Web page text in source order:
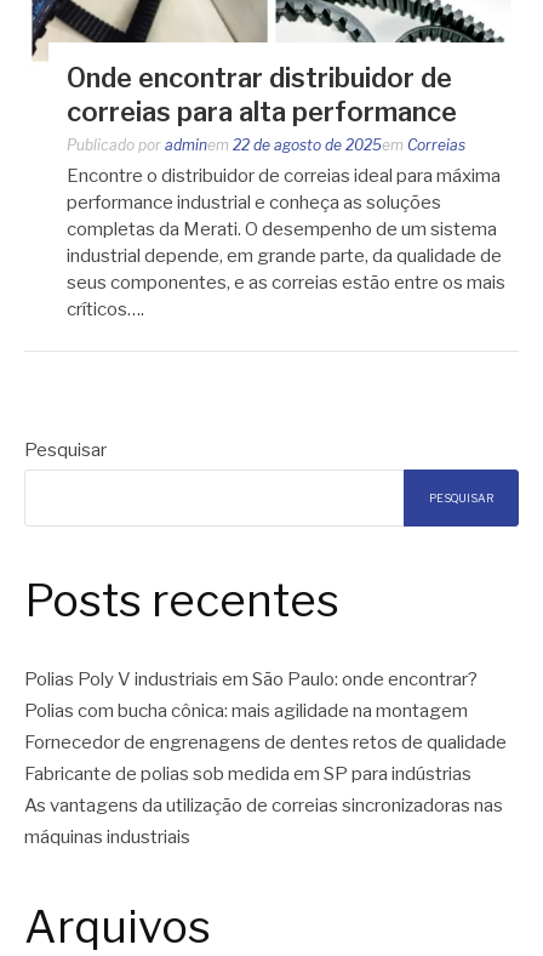
Onde encontrar distribuidor de
correias para alta performance
Publicado por adminem 22 de agosto de 2025em Correias
Encontre o distribuidor de correias ideal para máxima
performance industrial e conheça as soluções
completas da Merati. O desempenho de um sistema
industrial depende, em grande parte, da qualidade de
seus componentes, e as correias estão entre os mais
críticos….
Pesquisar
PESQUISAR
Posts recentes
Polias Poly V industriais em São Paulo: onde encontrar?
Polias com bucha cônica: mais agilidade na montagem
Fornecedor de engrenagens de dentes retos de qualidade
Fabricante de polias sob medida em SP para indústrias
As vantagens da utilização de correias sincronizadoras nas
máquinas industriais
Arquivos